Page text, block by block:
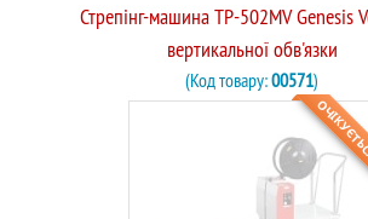
Стрепінг-машина TP-502MV Genesis
вертикальної обв'язки
(Код товару:00571)